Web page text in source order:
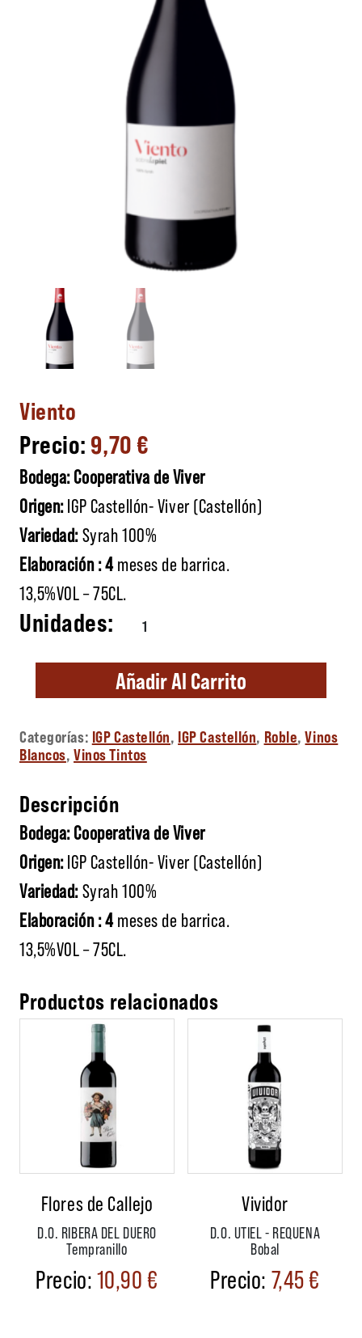
Viento
9,70€
Bodega: Cooperativa de Viver
Origen:IGP Castellón- Viver (Castellón)
Variedad:Syrah 100%
Elaboración : 4meses de barrica.
13,5%VOL – 75CL.
Viento cantidad
Añadir Al Carrito
Categorías: IGP Castellón, IGP Castellón, Roble,Vinos
Blancos,Vinos Tintos
Descripción
Bodega: Cooperativa de Viver
Origen:IGP Castellón- Viver (Castellón)
Variedad:Syrah 100%
Elaboración : 4meses de barrica.
13,5%VOL – 75CL.
Productos relacionados
Flores de Callejo
D.O. RIBERA DEL DUERO
Tempranillo
10,90€
Vividor
D.O. UTIEL - REQUENA
Bobal
7,45€